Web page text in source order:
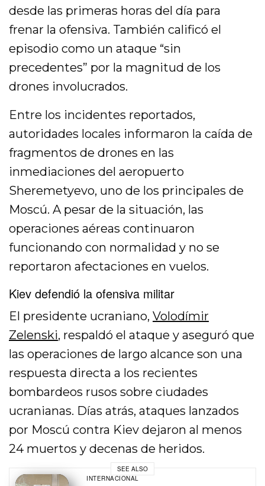
desde las primeras horas del día para
frenar la ofensiva. También calificó el
episodio como un ataque “sin
precedentes” por la magnitud de los
drones involucrados.
Entre los incidentes reportados,
autoridades locales informaron la caída de
fragmentos de drones en las
inmediaciones del aeropuerto
Sheremetyevo, uno de los principales de
Moscú. A pesar de la situación, las
operaciones aéreas continuaron
funcionando con normalidad y no se
reportaron afectaciones en vuelos.
Kiev defendió la ofensiva militar
El presidente ucraniano,Volodímir
Zelenski, respaldó el ataque y aseguró que
las operaciones de largo alcance son una
respuesta directa a los recientes
bombardeos rusos sobre ciudades
ucranianas. Días atrás, ataques lanzados
por Moscú contra Kiev dejaron al menos
24 muertos y decenas de heridos.
SEE ALSO
INTERNACIONAL